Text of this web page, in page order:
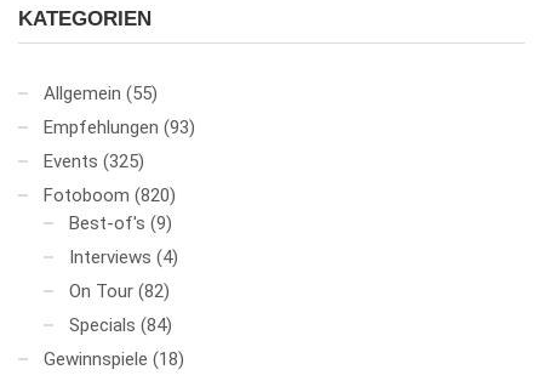
KATEGORIEN
Allgemein (55)
Empfehlungen (93)
Events (325)
Fotoboom (820)
Best-of's (9)
Interviews (4)
On Tour (82)
Specials (84)
Gewinnspiele (18)